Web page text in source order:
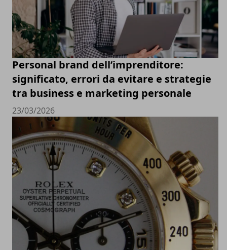
Personal brand dell’imprenditore:
significato, errori da evitare e strategie
tra business e marketing personale
23/03/2026